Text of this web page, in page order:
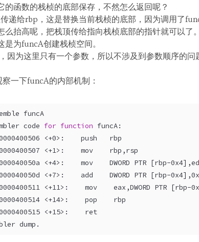
的函数的栈桢的底部保存，不然怎么返回呢？
递给rbp，这是替换当前栈桢的底部，因为调用了
么抬高呢，把栈顶传给指向栈桢底部的指针就可以了。
是为funcA创建栈桢空间。
因为这里只有一个参数，所以不涉及到参数顺序的
一下funcA的内部机制：
funcA
code for function funcA:
<+0>:    push   rbp
<+1>:    mov    rbp,rsp
<+4>:    mov    DWORD PTR [rbp-
<+7>:    add    DWORD PTR [rbp-
<+11>:    mov    eax,DWORD PTR [rbp-
<+14>:    pop    rbp
<+15>:    ret
dump.